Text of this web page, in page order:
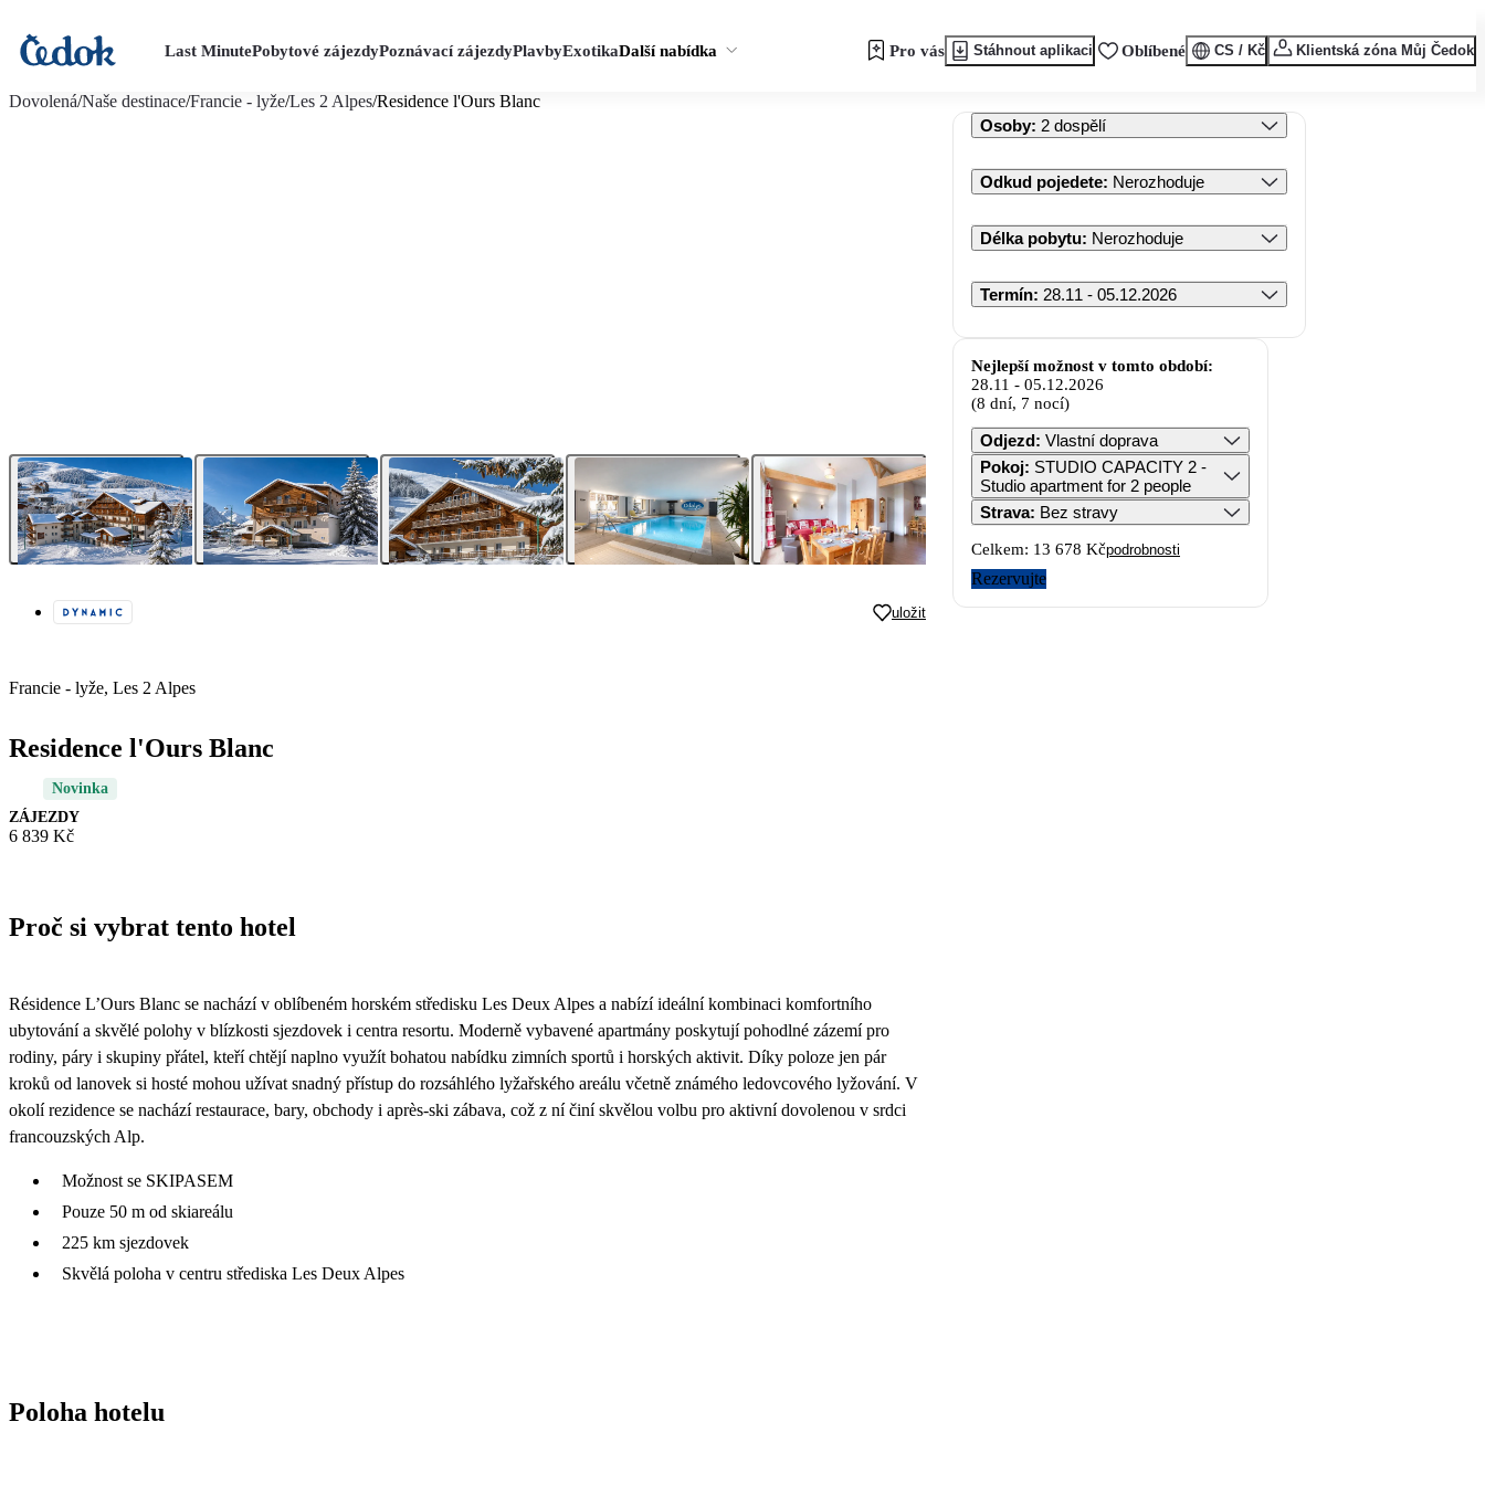
Last MinutePobytové zájezdyPoznávací zájezdyPlavbyExotikaDalší nabídka Pro vás Stáhnout aplikaci Oblíbené CS / Kč Klientská zóna Můj Čedok
Dovolená/Naše destinace/Francie - lyže/Les 2 Alpes/Residence l'Ours Blanc
uložit
Francie - lyže, Les 2 Alpes
Residence l'Ours Blanc
Novinka
ZÁJEZDY
6 839 Kč
Proč si vybrat tento hotel
Résidence L’Ours Blanc se nachází v oblíbeném horském středisku Les Deux Alpes a nabízí ideální kombinaci komfortního
ubytování a skvělé polohy v blízkosti sjezdovek i centra resortu. Moderně vybavené apartmány poskytují pohodlné zázemí pro
rodiny, páry i skupiny přátel, kteří chtějí naplno využít bohatou nabídku zimních sportů i horských aktivit. Díky poloze jen pár
kroků od lanovek si hosté mohou užívat snadný přístup do rozsáhlého lyžařského areálu včetně známého ledovcového lyžování. V
okolí rezidence se nachází restaurace, bary, obchody i après-ski zábava, což z ní činí skvělou volbu pro aktivní dovolenou v srdci
francouzských Alp.
Možnost se SKIPASEM
Pouze 50 m od skiareálu
225 km sjezdovek
Skvělá poloha v centru střediska Les Deux Alpes
Poloha hotelu
Osoby: 2 dospělí
Odkud pojedete: Nerozhoduje
Délka pobytu: Nerozhoduje
Termín: 28.11 - 05.12.2026
Nejlepší možnost v tomto období:
28.11 - 05.12.2026
(8 dní, 7 nocí)
Odjezd: Vlastní doprava
Pokoj: STUDIO CAPACITY 2 -
Studio apartment for 2 people
Strava: Bez stravy
Celkem: 13 678 Kčpodrobnosti
Rezervujte